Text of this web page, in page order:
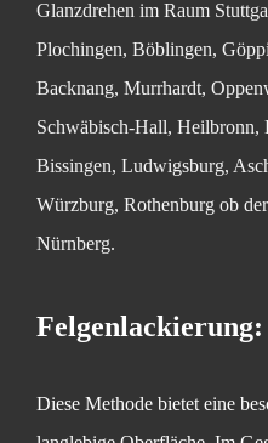
Glanzdrehen im Raum
Plochingen, Böblingen,
Backnang, Murrhardt,
Schwäbisch-Hall, Heilbronn,
Bissingen, Ludwigsburg,
Würzburg, Rothenburg ob
Nürnberg.
Felgenlackierung:
Diese Methode bietet eine